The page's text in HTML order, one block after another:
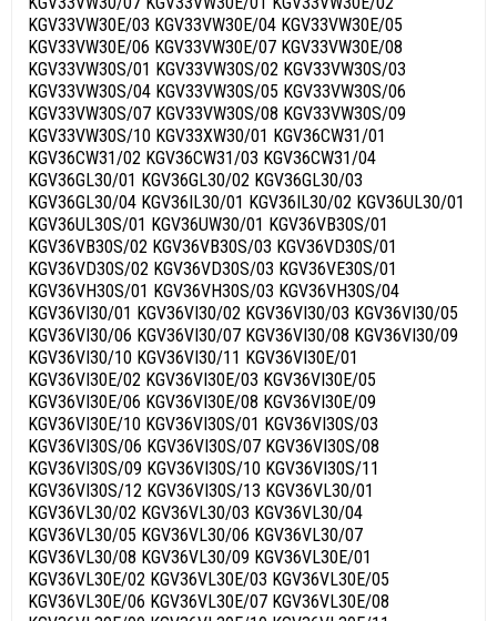
KGV33VW30E/03 KGV33VW30E/04 KGV33VW30E/05
KGV33VW30E/06 KGV33VW30E/07 KGV33VW30E/08
KGV33VW30S/01 KGV33VW30S/02 KGV33VW30S/03
KGV33VW30S/04 KGV33VW30S/05 KGV33VW30S/06
KGV33VW30S/07 KGV33VW30S/08 KGV33VW30S/09
KGV33VW30S/10 KGV33XW30/01 KGV36CW31/01
KGV36CW31/02 KGV36CW31/03 KGV36CW31/04
KGV36GL30/01 KGV36GL30/02 KGV36GL30/03
KGV36GL30/04 KGV36IL30/01 KGV36IL30/02 KGV36UL30/01
KGV36UL30S/01 KGV36UW30/01 KGV36VB30S/01
KGV36VB30S/02 KGV36VB30S/03 KGV36VD30S/01
KGV36VD30S/02 KGV36VD30S/03 KGV36VE30S/01
KGV36VH30S/01 KGV36VH30S/03 KGV36VH30S/04
KGV36VI30/01 KGV36VI30/02 KGV36VI30/03 KGV36VI30/05
KGV36VI30/06 KGV36VI30/07 KGV36VI30/08 KGV36VI30/09
KGV36VI30/10 KGV36VI30/11 KGV36VI30E/01
KGV36VI30E/02 KGV36VI30E/03 KGV36VI30E/05
KGV36VI30E/06 KGV36VI30E/08 KGV36VI30E/09
KGV36VI30E/10 KGV36VI30S/01 KGV36VI30S/03
KGV36VI30S/06 KGV36VI30S/07 KGV36VI30S/08
KGV36VI30S/09 KGV36VI30S/10 KGV36VI30S/11
KGV36VI30S/12 KGV36VI30S/13 KGV36VL30/01
KGV36VL30/02 KGV36VL30/03 KGV36VL30/04
KGV36VL30/05 KGV36VL30/06 KGV36VL30/07
KGV36VL30/08 KGV36VL30/09 KGV36VL30E/01
KGV36VL30E/02 KGV36VL30E/03 KGV36VL30E/05
KGV36VL30E/06 KGV36VL30E/07 KGV36VL30E/08